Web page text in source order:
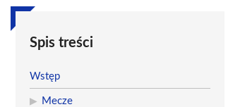
Spis treści
Wstęp
Mecze